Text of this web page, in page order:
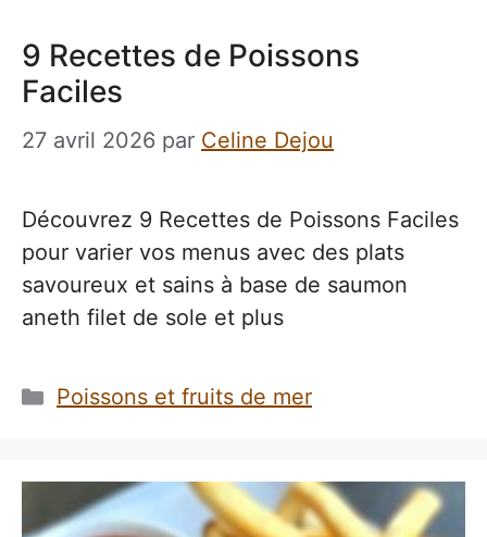
9 Recettes de Poissons
Faciles
27 avril 2026 par Celine Dejou
Découvrez 9 Recettes de Poissons Faciles
pour varier vos menus avec des plats
savoureux et sains à base de saumon
aneth filet de sole et plus
Catégories
Poissons et fruits de mer